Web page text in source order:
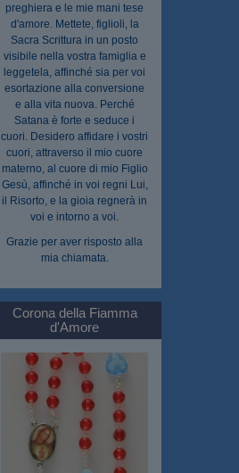
preghiera e le mie mani tese
d'amore. Mettete, figlioli, la
Sacra Scrittura in un posto
visibile nella vostra famiglia e
leggetela, affinché sia per voi
esortazione alla conversione
e alla vita nuova. Perché
Satana è forte e seduce i
cuori. Desidero affidare i vostri
cuori, attraverso il mio cuore
materno, al cuore di mio Figlio
Gesù, affinché in voi regni Lui,
il Risorto, e la gioia regnerà in
voi e intorno a voi.
Grazie per aver risposto alla
mia chiamata.
Corona della Fiamma
d'Amore